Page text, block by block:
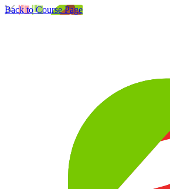
Back to Course Page